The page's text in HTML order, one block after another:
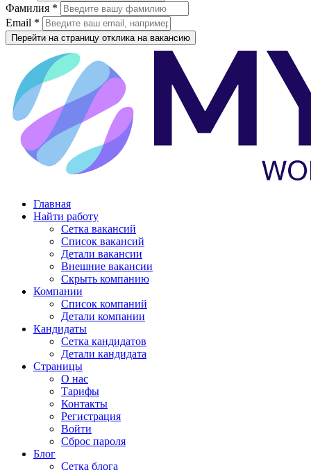
Фамилия *
Email *
Перейти на страницу отклика на вакансию
Главная
Найти работу
Сетка вакансий
Список вакансий
Детали вакансии
Внешние вакансии
Скрыть компанию
Компании
Список компаний
Детали компании
Кандидаты
Сетка кандидатов
Детали кандидата
Страницы
О нас
Тарифы
Контакты
Регистрация
Войти
Сброс пароля
Блог
Сетка блога